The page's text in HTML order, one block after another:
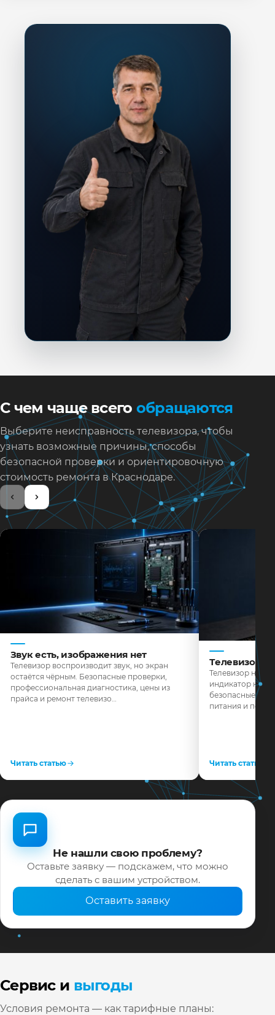
С чем чаще всего обращаются
Выберите неисправность телевизора, чтобы
узнать возможные причины, способы
безопасной проверки и ориентировочную
стоимость ремонта в Краснодаре.
Звук есть, изображения нет
Телевизор воспроизводит звук, но экран
остаётся чёрным. Безопасные проверки,
профессиональная диагностика, цены из
прайса и ремонт телевизо…
Читать статью
Телевизор
Телевизор не
индикатор не
безопасные
питания и
Читать статью
Не нашли свою проблему?
Оставьте заявку — подскажем, что можно
сделать с вашим устройством.
Оставить заявку
Сервис и выгоды
Условия ремонта — как тарифные планы: